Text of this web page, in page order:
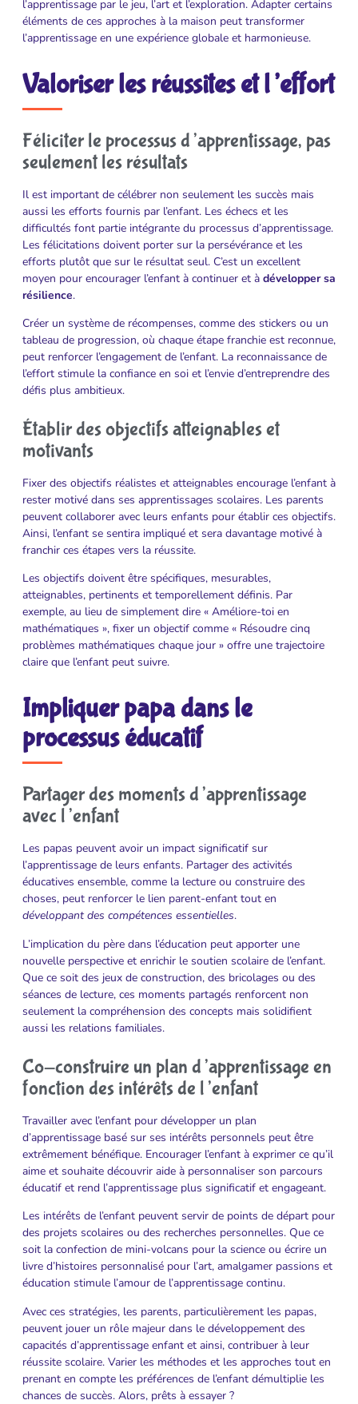
l’apprentissage par le jeu, l’art et l’exploration. Adapter certains
éléments de ces approches à la maison peut transformer
l’apprentissage en une expérience globale et harmonieuse.
Valoriser les réussites et l’effort
Féliciter le processus d’apprentissage, pas
seulement les résultats
Il est important de célébrer non seulement les succès mais
aussi les efforts fournis par l’enfant. Les échecs et les
difficultés font partie intégrante du processus d’apprentissage.
Les félicitations doivent porter sur la persévérance et les
efforts plutôt que sur le résultat seul. C’est un excellent
moyen pour encourager l’enfant à continuer et à développer sa
résilience.
Créer un système de récompenses, comme des stickers ou un
tableau de progression, où chaque étape franchie est reconnue,
peut renforcer l’engagement de l’enfant. La reconnaissance de
l’effort stimule la confiance en soi et l’envie d’entreprendre des
défis plus ambitieux.
Établir des objectifs atteignables et
motivants
Fixer des objectifs réalistes et atteignables encourage l’enfant à
rester motivé dans ses apprentissages scolaires. Les parents
peuvent collaborer avec leurs enfants pour établir ces objectifs.
Ainsi, l’enfant se sentira impliqué et sera davantage motivé à
franchir ces étapes vers la réussite.
Les objectifs doivent être spécifiques, mesurables,
atteignables, pertinents et temporellement définis. Par
exemple, au lieu de simplement dire « Améliore-toi en
mathématiques », fixer un objectif comme « Résoudre cinq
problèmes mathématiques chaque jour » offre une trajectoire
claire que l’enfant peut suivre.
Impliquer papa dans le
processus éducatif
Partager des moments d’apprentissage
avec l’enfant
Les papas peuvent avoir un impact significatif sur
l’apprentissage de leurs enfants. Partager des activités
éducatives ensemble, comme la lecture ou construire des
choses, peut renforcer le lien parent-enfant tout en
développant des compétences essentielles.
L’implication du père dans l’éducation peut apporter une
nouvelle perspective et enrichir le soutien scolaire de l’enfant.
Que ce soit des jeux de construction, des bricolages ou des
séances de lecture, ces moments partagés renforcent non
seulement la compréhension des concepts mais solidifient
aussi les relations familiales.
Co-construire un plan d’apprentissage en
fonction des intérêts de l’enfant
Travailler avec l’enfant pour développer un plan
d’apprentissage basé sur ses intérêts personnels peut être
extrêmement bénéfique. Encourager l’enfant à exprimer ce qu’il
aime et souhaite découvrir aide à personnaliser son parcours
éducatif et rend l’apprentissage plus significatif et engageant.
Les intérêts de l’enfant peuvent servir de points de départ pour
des projets scolaires ou des recherches personnelles. Que ce
soit la confection de mini-volcans pour la science ou écrire un
livre d’histoires personnalisé pour l’art, amalgamer passions et
éducation stimule l’amour de l’apprentissage continu.
Avec ces stratégies, les parents, particulièrement les papas,
peuvent jouer un rôle majeur dans le développement des
capacités d’apprentissage enfant et ainsi, contribuer à leur
réussite scolaire. Varier les méthodes et les approches tout en
prenant en compte les préférences de l’enfant démultiplie les
chances de succès. Alors, prêts à essayer ?